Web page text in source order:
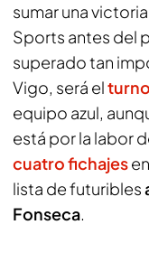
sumar una
Sports antes del
superado tan
Vigo, será el
equipo azul,
está por la labor
cuatro fichajes
lista de futuribles
Fonseca.